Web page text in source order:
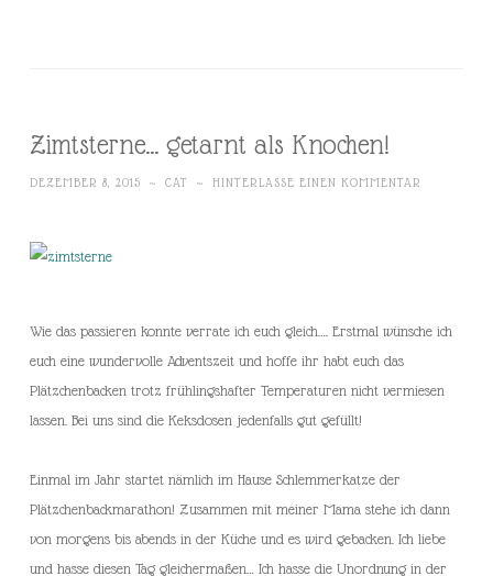
Zimtsterne… getarnt als Knochen!
DEZEMBER 8, 2015 ~ CAT ~ HINTERLASSE EINEN KOMMENTAR
Wie das passieren konnte verrate ich euch gleich…. Erstmal wünsche ich
euch eine wundervolle Adventszeit und hoffe ihr habt euch das
Plätzchenbacken trotz frühlingshafter Temperaturen nicht vermiesen
lassen. Bei uns sind die Keksdosen jedenfalls gut gefüllt!
Einmal im Jahr startet nämlich im Hause Schlemmerkatze der
Plätzchenbackmarathon! Zusammen mit meiner Mama stehe ich dann
von morgens bis abends in der Küche und es wird gebacken. Ich liebe
und hasse diesen Tag gleichermaßen… Ich hasse die Unordnung in der